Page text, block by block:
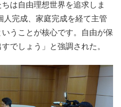
は自由理想世界を追求しま
人完成、家庭完成を経て主管
うことが核心です。自由が保
でしょう」と強調された。